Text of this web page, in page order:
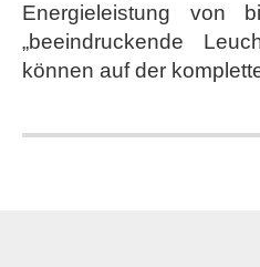
Energieleistung
„beeindruckende
können auf der